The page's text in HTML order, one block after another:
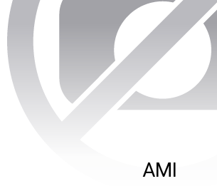
AMI